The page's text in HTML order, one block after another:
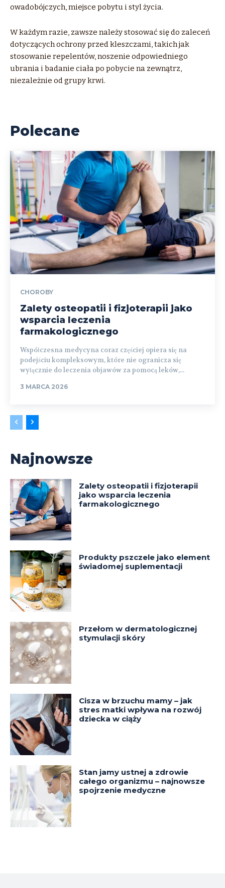
owadobójczych, miejsce pobytu i styl życia.
W każdym razie, zawsze należy stosować się do zaleceń
dotyczących ochrony przed kleszczami, takich jak
stosowanie repelentów, noszenie odpowiedniego
ubrania i badanie ciała po pobycie na zewnątrz,
niezależnie od grupy krwi.
Polecane
CHOROBY
Zalety osteopatii i fizjoterapii jako
wsparcia leczenia
farmakologicznego
Współczesna medycyna coraz częściej opiera się na
podejściu kompleksowym, które nie ogranicza się
wyłącznie do leczenia objawów za pomocą leków,...
3 MARCA 2026
Najnowsze
Zalety osteopatii i fizjoterapii
jako wsparcia leczenia
farmakologicznego
Produkty pszczele jako element
świadomej suplementacji
Przełom w dermatologicznej
stymulacji skóry
Cisza w brzuchu mamy – jak
stres matki wpływa na rozwój
dziecka w ciąży
Stan jamy ustnej a zdrowie
całego organizmu – najnowsze
spojrzenie medyczne